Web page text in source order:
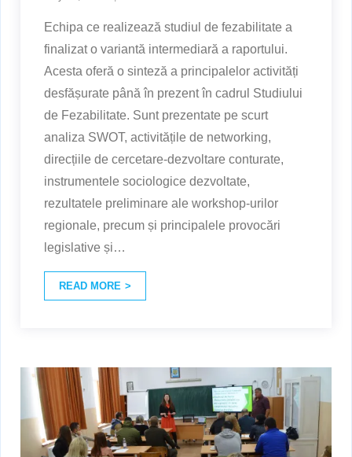
Echipa ce realizează studiul de fezabilitate a
finalizat o variantă intermediară a raportului.
Acesta oferă o sinteză a principalelor activități
desfășurate până în prezent în cadrul Studiului
de Fezabilitate. Sunt prezentate pe scurt
analiza SWOT, activitățile de networking,
direcțiile de cercetare-dezvoltare conturate,
instrumentele sociologice dezvoltate,
rezultatele preliminare ale workshop-urilor
regionale, precum și principalele provocări
legislative și…
READ MORE